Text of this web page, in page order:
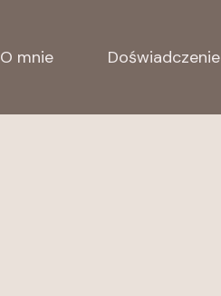
O mnie Doświadczenie